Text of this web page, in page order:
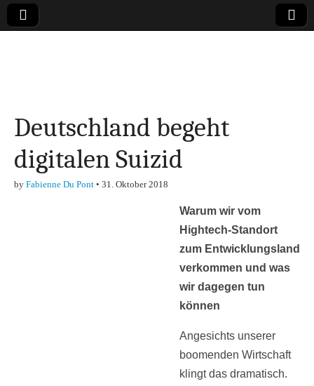
Finanzen,
Marketing-, Vertrieb-
& Investment-Tipps
Deutschland begeht
digitalen Suizid
by Fabienne Du Pont • 31. Oktober 2018
Warum wir vom
Hightech-Standort
zum Entwicklungsland
verkommen und was
wir dagegen tun
können
Angesichts unserer
boomenden Wirtschaft
klingt das dramatisch.